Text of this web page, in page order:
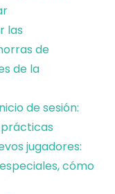
las
de
de la
de sesión:
prácticas
jugadores:
cómo